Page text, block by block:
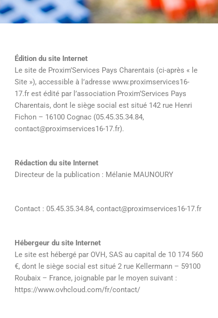
Édition du site Internet
Le site de Proxim’Services Pays Charentais (ci-après « le
Site »), accessible à l’adresse www.proximservices16-
17.fr est édité par l’association Proxim’Services Pays
Charentais, dont le siège social est situé 142 rue Henri
Fichon – 16100 Cognac (05.45.35.34.84,
contact@proximservices16-17.fr).
Rédaction du site Internet
Directeur de la publication : Mélanie MAUNOURY
Contact : 05.45.35.34.84, contact@proximservices16-17.fr
Hébergeur du site Internet
Le site est hébergé par OVH, SAS au capital de 10 174 560
€, dont le siège social est situé 2 rue Kellermann – 59100
Roubaix – France, joignable par le moyen suivant :
https://www.ovhcloud.com/fr/contact/